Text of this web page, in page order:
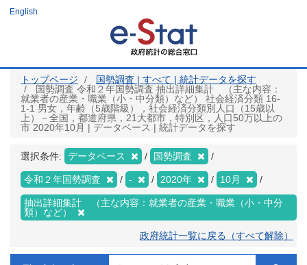
ツ
English
トップページ
国勢調査 | すべて | 統計データを探す
国勢調査 令和２年国勢調査 抽出詳細集計 （主な内容：
就業者の産業・職業（小・中分類）など） 社会経済分類 16-
1-1 男女，年齢（5歳階級），社会経済分類別人口（15歳以
上）－全国，都道府県，21大都市，特別区，人口50万以上の
市 2020年10月 | データベース | 統計データを探す
選択条件: データベース 国勢調査
令和２年国勢調査 - 2020年 10月
抽出詳細集計 （主な内容：就業者の産業・職業（小・中分
類）など）
政府統計一覧に戻る（すべて解除）